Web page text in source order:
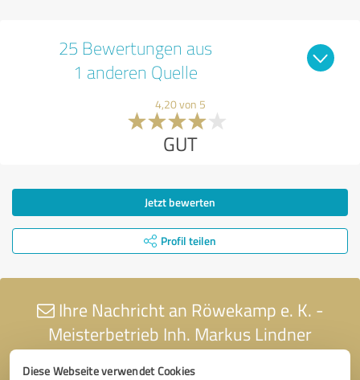
Diese Webseite verwendet Cookies
25 Bewertungen aus
1 anderen Quelle
4,20 von 5
GUT
Jetzt bewerten
Profil teilen
Ihre Nachricht an Röwekamp e. K. -
Meisterbetrieb Inh. Markus Lindner